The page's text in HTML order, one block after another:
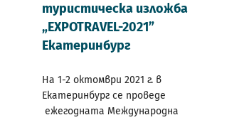
туристическа изложба
„EXPOTRAVEL-2021”
Екатеринбург
На 1-2 октомври 2021 г. в
Екатеринбург се проведе
ежегодната Международна